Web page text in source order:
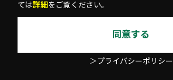
ては詳細 をご覧ください。
同意する
＞プライバシーポリシー